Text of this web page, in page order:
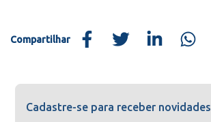
Compartilhar
Cadastre-se para receber novidades